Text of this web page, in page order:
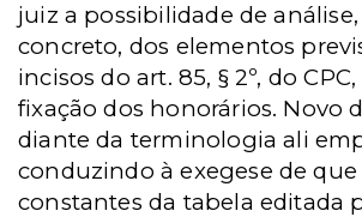
juiz a possibilidade de
concreto, dos elementos
incisos do art. 85, § 2º, do
fixação dos honorários. Novo
diante da terminologia ali
conduzindo à exegese de que
constantes da tabela editada